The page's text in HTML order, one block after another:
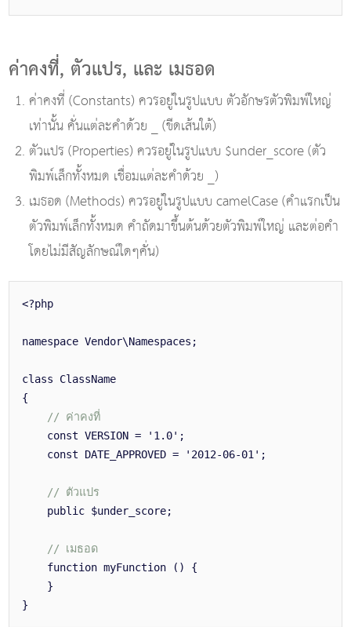
ค่าคงที่, ตัวแปร, และ เมธอด
ค่าคงที่ (Constants) ควรอยู่ในรูปแบบ ตัวอักษรตัวพิมพ์ใหญ่
เท่านั้น คั่นแต่ละคำด้วย _ (ขีดเส้นใต้)
ตัวแปร (Properties) ควรอยู่ในรูปแบบ $under_score (ตัว
พิมพ์เล็กทั้งหมด เชื่อมแต่ละคำด้วย _)
เมธอด (Methods) ควรอยู่ในรูปแบบ camelCase (คำแรกเป็น
ตัวพิมพ์เล็กทั้งหมด คำถัดมาขึ้นต้นด้วยตัวพิมพ์ใหญ่ และต่อคำ
โดยไม่มีสัญลักษณ์ใดๆคั่น)
<?php
namespace Vendor\Namespaces;
class ClassName
{
// ค่าคงที่
const VERSION = '1.0';
const DATE_APPROVED = '2012-06-01';
// ตัวแปร
public $under_score;
// เมธอด
function myFunction () {
}
}